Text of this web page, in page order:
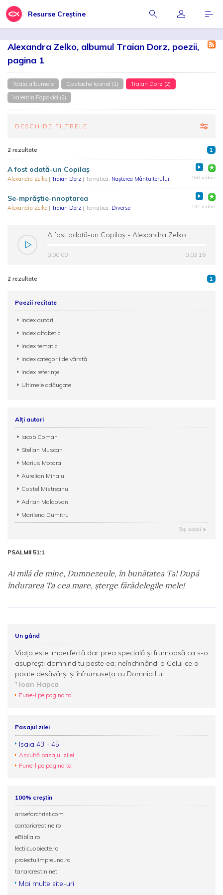
Resurse Creștine
Alexandra Zelko, albumul Traian Dorz, poezii,
pagina 1
Toate albumele Costache Ioanid (1)
Traian Dorz (2)
Valentin Popovici (2)
DESCHIDE FILTRELE
2 rezultate 1
A fost odată-un Copilaș
Alexandra Zelko | Traian Dorz | Tematica: Nașterea Mântuitorului 160 redări
Se-mprăștie-nnoptarea
Alexandra Zelko | Traian Dorz | Tematica: Diverse 131 redări
A fost odată-un Copilaș - Alexandra Zelko
0:00:00 0:03:16
2 rezultate 1
Poezii recitate
Index autori
Index alfabetic
Index tematic
Index categorii de vârstă
Index referințe
Ultimele adăugate
Alți autori
Iacob Coman
Stelian Muscan
Marius Motora
Aurelian Mihaiu
Costel Mistreanu
Adrian Moldovan
Marilena Dumitru
Toţi autorii
PSALMII 51:1
Ai milă de mine, Dumnezeule, în bunătatea Ta! După
îndurarea Ta cea mare, şterge fărădelegile mele!
Un gând
Viața este imperfectă dar prea specială și frumoasă ca s-o
asuprești domnind tu peste ea; neînchinând-o Celui ce o
poate desăvârși și înfrumuseța cu Domnia Lui.
Ioan Hapca
Pune-l pe pagina ta
Pasajul zilei
Isaia 43 - 45
Ascultă pasajul zilei
Pune-l pe pagina ta
100% creștin
ariseforchrist.com
cantaricrestine.ro
eBiblia.ro
lectiicuobiecte.ro
proiectulimpreuna.ro
tanarcrestin.net
Mai multe site-uri